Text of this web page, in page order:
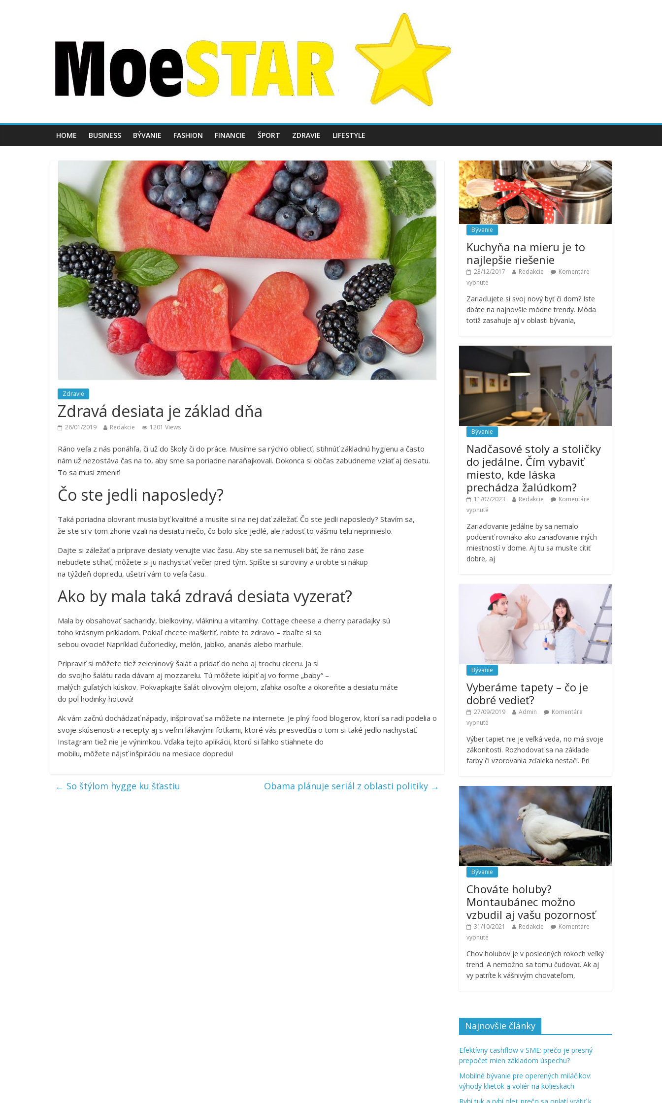
HOME BUSINESS BÝVANIE FASHION FINANCIE ŠPORT ZDRAVIE LIFESTYLE
Zdravie
Zdravá desiata je základ dňa
26/01/2019 Redakcie 1201 Views
Ráno veľa z nás ponáhľa, či už do školy či do práce. Musíme sa rýchlo obliecť, stihnúť základnú hygienu a často
nám už nezostáva čas na to, aby sme sa poriadne naraňajkovali. Dokonca si občas zabudneme vziať aj desiatu.
To sa musí zmeniť!
Čo ste jedli naposledy?
Taká poriadna olovrant musia byť kvalitné a musíte si na nej dať záležať. Čo ste jedli naposledy? Stavím sa,
že ste si v tom zhone vzali na desiatu niečo, čo bolo síce jedlé, ale radosť to vášmu telu neprinieslo.
Dajte si záležať a príprave desiaty venujte viac času. Aby ste sa nemuseli báť, že ráno zase
nebudete stíhať, môžete si ju nachystať večer pred tým. Spíšte si suroviny a urobte si nákup
na týždeň dopredu, ušetrí vám to veľa času.
Ako by mala taká zdravá desiata vyzerať?
Mala by obsahovať sacharidy, bielkoviny, vlákninu a vitamíny. Cottage cheese a cherry paradajky sú
toho krásnym príkladom. Pokiaľ chcete maškrtiť, robte to zdravo – zbaľte si so
sebou ovocie! Napríklad čučoriedky, melón, jablko, ananás alebo marhule.
Pripraviť si môžete tiež zeleninový šalát a pridať do neho aj trochu cíceru. Ja si
do svojho šalátu rada dávam aj mozzarelu. Tú môžete kúpiť aj vo forme „baby“ –
malých guľatých kúskov. Pokvapkajte šalát olivovým olejom, zľahka osoľte a okoreňte a desiatu máte
do pol hodinky hotovú!
Ak vám začnú dochádzať nápady, inšpirovať sa môžete na internete. Je plný food blogerov, ktorí sa radi podelia o
svoje skúsenosti a recepty aj s veľmi lákavými fotkami, ktoré vás presvedčia o tom si také jedlo nachystať.
Instagram tiež nie je výnimkou. Vďaka tejto aplikácii, ktorú si ľahko stiahnete do
mobilu, môžete nájsť inšpiráciu na mesiace dopredu!
← So štýlom hygge ku šťastiu Obama plánuje seriál z oblasti politiky →
Bývanie
Kuchyňa na mieru je to
najlepšie riešenie
23/12/2017 Redakcie
Komentáre
vypnuté
Zariaďujete si svoj nový byť či dom? Iste
dbáte na najnovšie módne trendy. Móda
totiž zasahuje aj v oblasti bývania,
Bývanie
Nadčasové stoly a stoličky
do jedálne. Čím vybaviť
miesto, kde láska
prechádza žalúdkom?
11/07/2023 Redakcie
Komentáre
vypnuté
Zariaďovanie jedálne by sa nemalo
podceniť rovnako ako zariaďovanie iných
miestností v dome. Aj tu sa musíte cítiť
dobre, aj
Bývanie
Vyberáme tapety – čo je
dobré vedieť?
27/09/2019 Admin
Komentáre
vypnuté
Výber tapiet nie je veľká veda, no má svoje
zákonitosti. Rozhodovať sa na základe
farby či vzorovania zďaleka nestačí. Pri
Bývanie
Chováte holuby?
Montaubánec možno
vzbudil aj vašu pozornosť
31/10/2021 Redakcie
Komentáre
vypnuté
Chov holubov je v posledných rokoch veľký
trend. A nemožno sa tomu čudovať. Ak aj
vy patríte k vášnivým chovateľom,
Najnovšie články
Efektívny cashflow v SME: prečo je presný
prepočet mien základom úspechu?
Mobilné bývanie pre operených miláčikov:
výhody klietok a voliér na kolieskach